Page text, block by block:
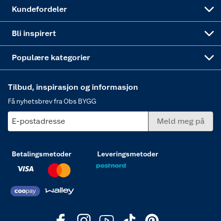
Kundefordeler
Bli inspirert
Populære kategorier
Tilbud, inspirasjon og informasjon
Få nyhetsbrev fra Obs BYGG
E-postadresse Meld meg på
Betalingsmetoder Leveringsmetoder